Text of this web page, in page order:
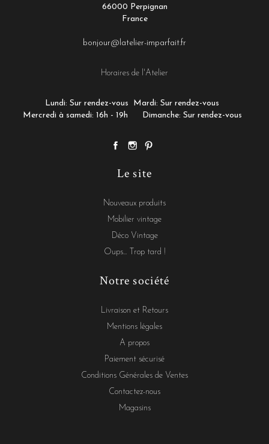
66000 Perpignan
France
bonjour@latelier-imparfait.fr
Horaires de l'Atelier
Lundi: Sur rendez-vous
Mardi: Sur rendez-vous
Mercredi à samedi: 16h - 19h
Dimanche: Sur rendez-vous
Le site
Nouveaux produits
Mobilier vintage
Déco Vintage
Oups... Trop tard !
Notre société
Livraison et Retours
Mentions légales
A propos
Paiement sécurisé
Conditions Générales de Ventes
Contactez-nous
Magasins